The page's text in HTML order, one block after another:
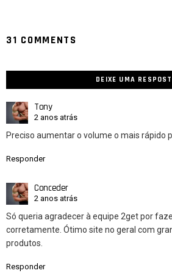
31 COMMENTS
DEIXE UMA
Tony
2 anos atrás
Preciso aumentar o volume o mais rápido
Responder
Conceder
2 anos atrás
Só queria agradecer à equipe 2get por
corretamente. Ótimo site no geral com
produtos.
Responder